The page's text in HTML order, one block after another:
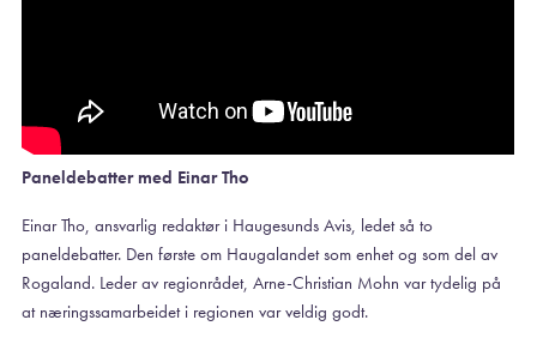
Paneldebatter med Einar Tho
Einar Tho, ansvarlig redaktør i Haugesunds Avis, ledet så to
paneldebatter. Den første om Haugalandet som enhet og som del av
Rogaland. Leder av regionrådet, Arne-Christian Mohn var tydelig på
at næringssamarbeidet i regionen var veldig godt.